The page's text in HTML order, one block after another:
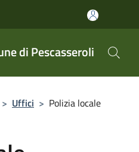
di Pescasseroli
> Uffici > Polizia locale